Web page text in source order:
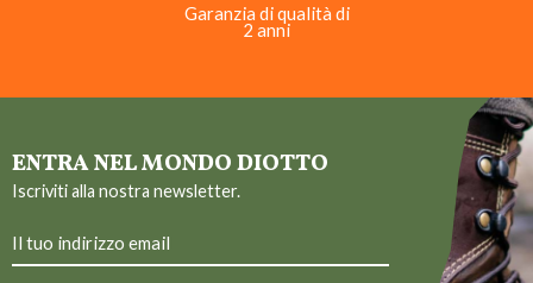
Garanzia di qualità di
2 anni
ENTRA NEL MONDO DIOTTO
Iscriviti alla nostra newsletter.